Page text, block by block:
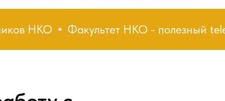
Факультет НКО - полезный